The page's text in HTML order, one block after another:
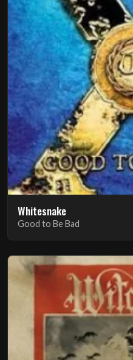
Whitesnake
Good to Be Bad